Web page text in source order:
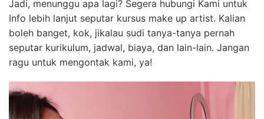
Jadi, menunggu apa lagi? Segera hubungi Kami untuk
Info lebih lanjut seputar kursus make up artist. Kalian
boleh banget, kok, jikalau sudi tanya-tanya pernah
seputar kurikulum, jadwal, biaya, dan lain-lain. Jangan
ragu untuk mengontak kami, ya!